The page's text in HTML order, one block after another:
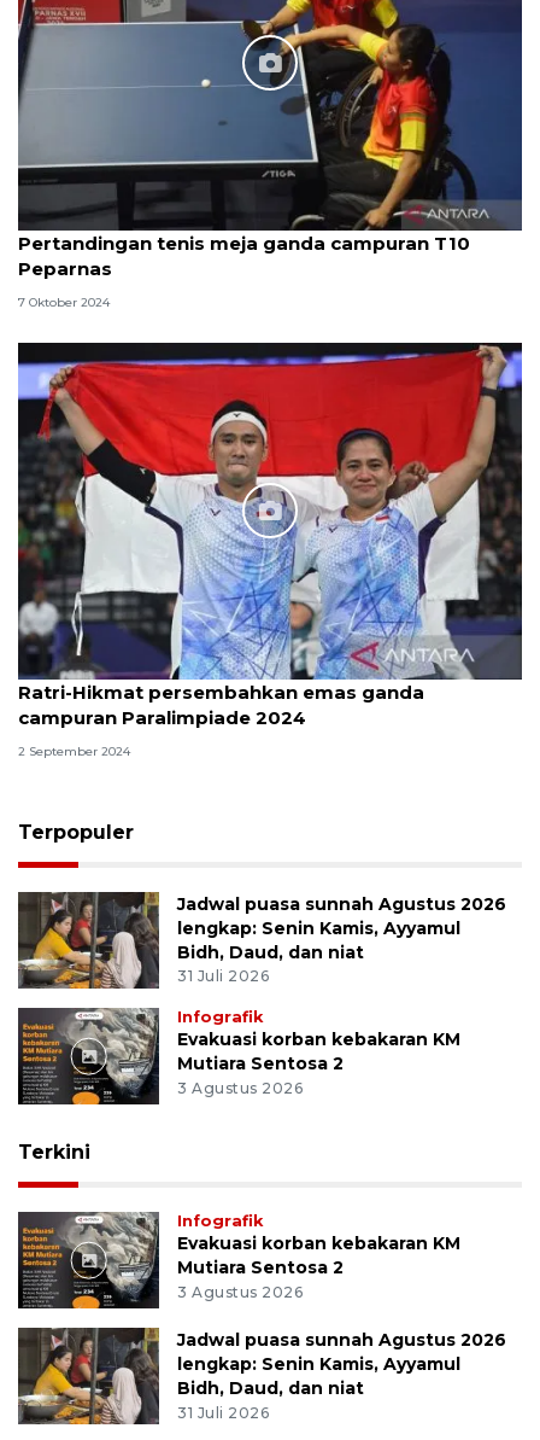
Pertandingan tenis meja ganda campuran T10
Peparnas
7 Oktober 2024
Ratri-Hikmat persembahkan emas ganda
campuran Paralimpiade 2024
2 September 2024
Terpopuler
Jadwal puasa sunnah Agustus 2026
lengkap: Senin Kamis, Ayyamul
Bidh, Daud, dan niat
31 Juli 2026
Infografik
Evakuasi korban kebakaran KM
Mutiara Sentosa 2
3 Agustus 2026
Terkini
Infografik
Evakuasi korban kebakaran KM
Mutiara Sentosa 2
3 Agustus 2026
Jadwal puasa sunnah Agustus 2026
lengkap: Senin Kamis, Ayyamul
Bidh, Daud, dan niat
31 Juli 2026